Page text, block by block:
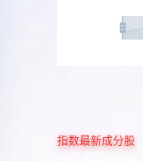
指数最新成分股